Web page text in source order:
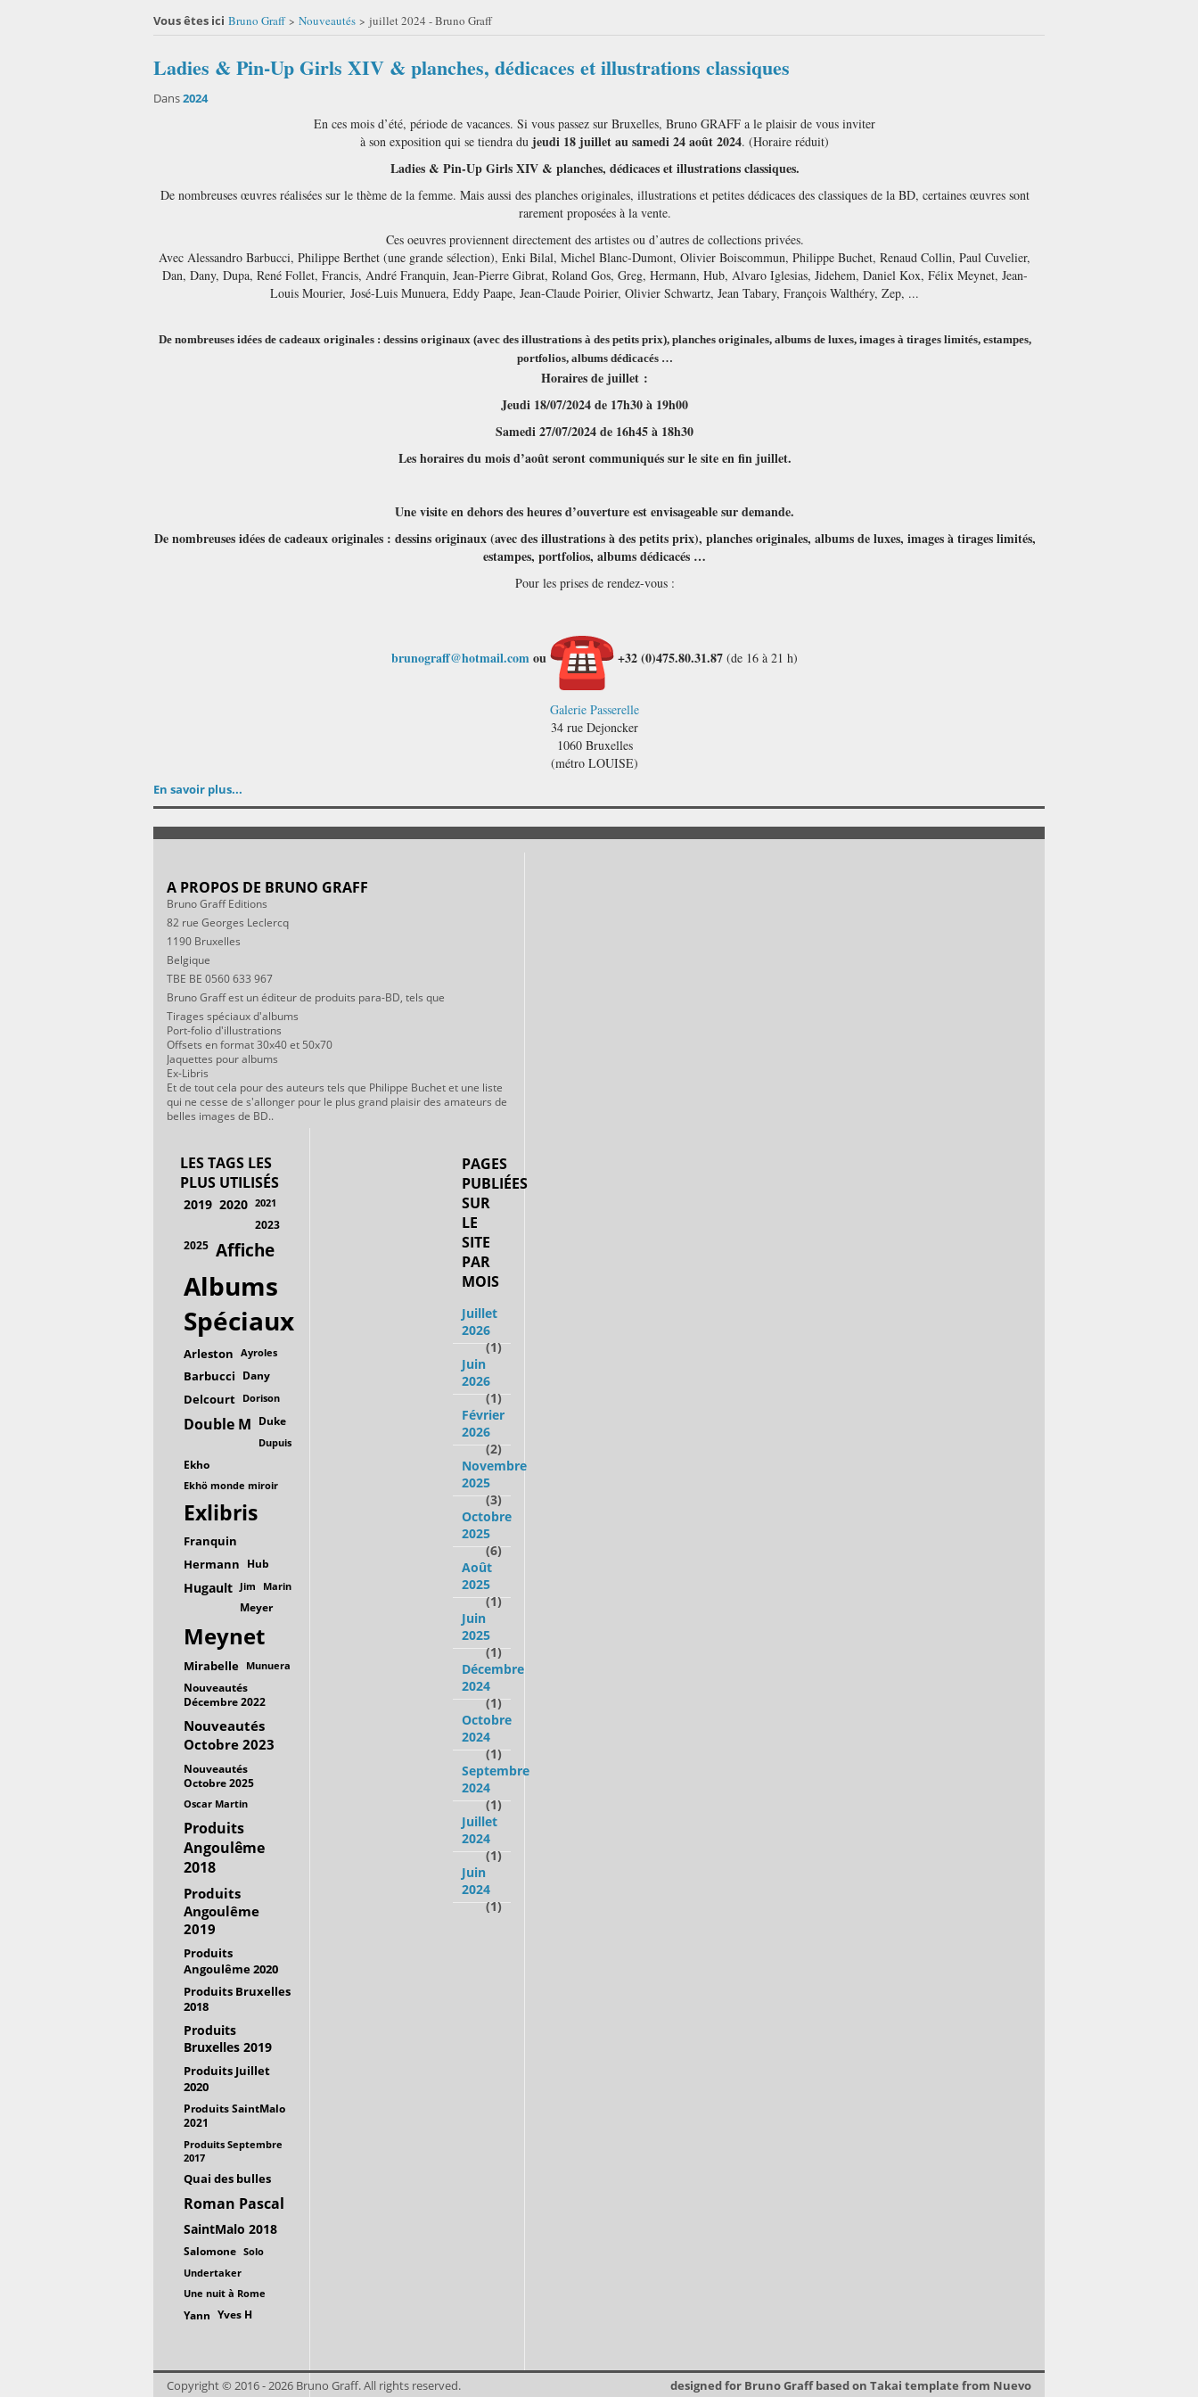
Vous êtes ici Bruno Graff > Nouveautés > juillet 2024 - Bruno Graff
Ladies & Pin-Up Girls XIV & planches, dédicaces et illustrations classiques
Dans2024
En ces mois d’été, période de vacances. Si vous passez sur Bruxelles, Bruno GRAFF a le plaisir de vous inviter
à son exposition qui se tiendra du jeudi 18 juillet au samedi 24 août 2024. (Horaire réduit)
Ladies & Pin-Up Girls XIV & planches, dédicaces et illustrations classiques.
De nombreuses œuvres réalisées sur le thème de la femme. Mais aussi des planches originales, illustrations et petites dédicaces des classiques de la BD, certaines œuvres sont
rarement proposées à la vente.
Ces oeuvres proviennent directement des artistes ou d’autres de collections privées.
Avec Alessandro Barbucci, Philippe Berthet (une grande sélection), Enki Bilal, Michel Blanc-Dumont, Olivier Boiscommun, Philippe Buchet, Renaud Collin, Paul Cuvelier,
Dan, Dany, Dupa, René Follet, Francis, André Franquin, Jean-Pierre Gibrat, Roland Gos, Greg, Hermann, Hub, Alvaro Iglesias, Jidehem, Daniel Kox, Félix Meynet, Jean-
Louis Mourier, José-Luis Munuera, Eddy Paape, Jean-Claude Poirier, Olivier Schwartz, Jean Tabary, François Walthéry, Zep, ...
De nombreuses idées de cadeaux originales : dessins originaux (avec des illustrations à des petits prix), planches originales, albums de luxes, images à tirages limités, estampes,
portfolios, albums dédicacés …
Horaires de juillet :
Jeudi 18/07/2024 de 17h30 à 19h00
Samedi 27/07/2024 de 16h45 à 18h30
Les horaires du mois d’août seront communiqués sur le site en fin juillet.
Une visite en dehors des heures d’ouverture est envisageable sur demande.
De nombreuses idées de cadeaux originales : dessins originaux (avec des illustrations à des petits prix), planches originales, albums de luxes, images à tirages limités,
estampes, portfolios, albums dédicacés …
Pour les prises de rendez-vous :
brunograff@hotmail.comou +32 (0)475.80.31.87 (de 16 à 21 h)
Galerie Passerelle
34 rue Dejoncker
1060 Bruxelles
(métro LOUISE)
En savoir plus...
A PROPOS DE BRUNO GRAFF
Bruno Graff Editions
82 rue Georges Leclercq
1190 Bruxelles
Belgique
TBE BE 0560 633 967
Bruno Graff est un éditeur de produits para-BD, tels que
Tirages spéciaux d'albums
Port-folio d'illustrations
Offsets en format 30x40 et 50x70
Jaquettes pour albums
Ex-Libris
Et de tout cela pour des auteurs tels que Philippe Buchet et une liste
qui ne cesse de s'allonger pour le plus grand plaisir des amateurs de
belles images de BD..
LES TAGS LES
PLUS UTILISÉS
2019 2020 2021
2023
2025 Affiche
Albums
Spéciaux
Arleston Ayroles
Barbucci Dany
Delcourt Dorison
Double M Duke
Dupuis
Ekho
Ekhö monde miroir
Exlibris
Franquin
Hermann Hub
Hugault Jim Marin
Meyer
Meynet
Mirabelle Munuera
Nouveautés
Décembre 2022
Nouveautés
Octobre 2023
Nouveautés
Octobre 2025
Oscar Martin
Produits
Angoulême
2018
Produits
Angoulême
2019
Produits
Angoulême 2020
Produits Bruxelles
2018
Produits
Bruxelles 2019
Produits Juillet
2020
Produits SaintMalo
2021
Produits Septembre
2017
Quai des bulles
Roman Pascal
SaintMalo 2018
Salomone Solo
Undertaker
Une nuit à Rome
Yann Yves H
PAGES
PUBLIÉES
SUR
LE
SITE
PAR
MOIS
Juillet
2026
(1)
Juin
2026
(1)
Février
2026
(2)
Novembre
2025
(3)
Octobre
2025
(6)
Août
2025
(1)
Juin
2025
(1)
Décembre
2024
(1)
Octobre
2024
(1)
Septembre
2024
(1)
Juillet
2024
(1)
Juin
2024
(1)
Copyright © 2016 - 2026 Bruno Graff. All rights reserved. designed for Bruno Graff based on Takai template from Nuevo